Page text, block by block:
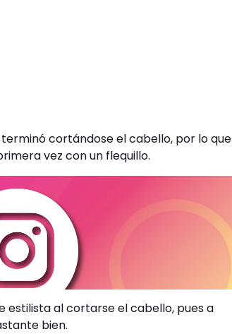
cortándose el cabello, por lo que
vez con un flequillo.
estilista al cortarse el cabello, pues a
bien.